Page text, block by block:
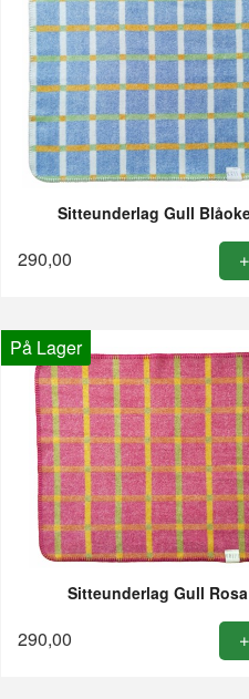
Sitteunderlag Gull
290,00
På Lager
Sitteunderlag Gull Rosa
290,00